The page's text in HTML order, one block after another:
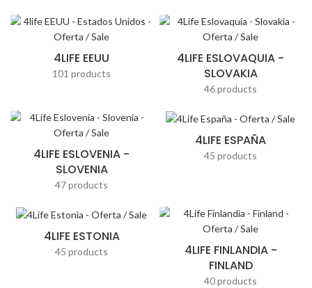
4LIFE EEUU
101 products
4LIFE ESLOVAQUIA -
SLOVAKIA
46 products
4LIFE ESLOVENIA -
SLOVENIA
47 products
4LIFE ESPAÑA
45 products
4LIFE ESTONIA
45 products
4LIFE FINLANDIA -
FINLAND
40 products